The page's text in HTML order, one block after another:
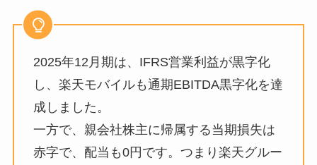
2025年12月期は、IFRS営業利益が黒字化
し、楽天モバイルも通期EBITDA黒字化を達
成しました。
一方で、親会社株主に帰属する当期損失は
赤字で、配当も0円です。つまり楽天グルー